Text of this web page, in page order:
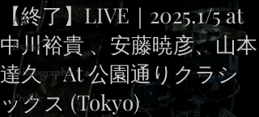
All
Event
Discography
Profile
【終了】LIVE｜2025.1/5 at
中川裕貴 、安藤暁彦、山本
達久 At 公園通りクラシ
ックス (Tokyo)